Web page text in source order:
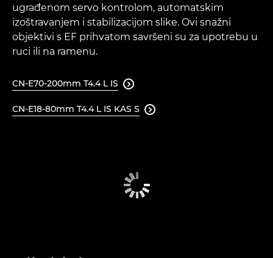
ugrađenom servo kontrolom, automatskim
izoštravanjem i stabilizacijom slike. Ovi snažni
objektivi s EF prihvatom savršeni su za upotrebu u
ruci ili na ramenu.
CN-E70-200mm T4.4 L IS 
CN-E18-80mm T4.4 L IS KAS S 